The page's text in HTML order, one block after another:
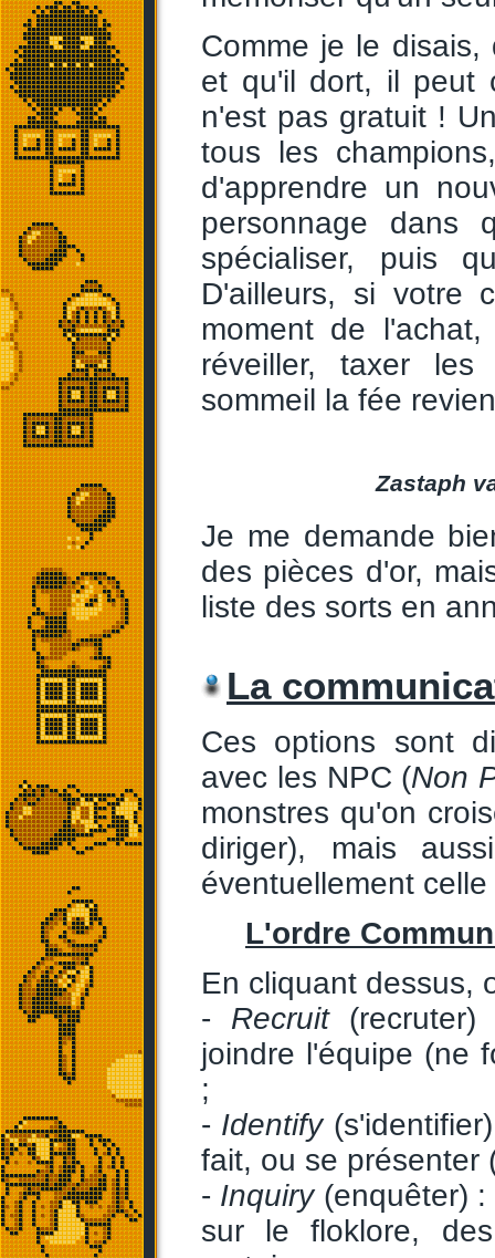
Comme je le
et qu'il dort, il peut
n'est pas gratuit !
tous les
d'apprendre un
personnage dans
spécialiser, puis
D'ailleurs, si votre
moment de
réveiller, taxer
sommeil la fée
Zastaph
Je me demande
des pièces d'or,
liste des sorts en
La
Ces options sont
avec les NPC (Non
monstres qu'on
diriger), mais
éventuellement
L'ordre
En cliquant dessus,
- Recruit(recruter)
joindre l'équipe (ne
;
- Identify
fait, ou se présenter
- Inquiry(enquêter) :
sur le floklore,